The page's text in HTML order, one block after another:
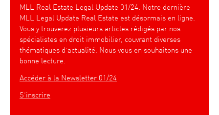
MLL Real Estate Legal Update 01/24. Notre dernière
MLL Legal Update Real Estate est désormais en ligne.
Vous y trouverez plusieurs articles rédigés par nos
spécialistes en droit immobilier, couvrant diverses
thématiques d’actualité. Nous vous en souhaitons une
bonne lecture.
Accéder à la Newsletter 01/24
S’inscrire